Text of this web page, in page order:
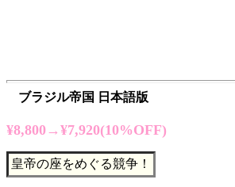
ブラジル帝国 日本語版
¥8,800→¥7,920(10%OFF)
皇帝の座をめぐる競争！